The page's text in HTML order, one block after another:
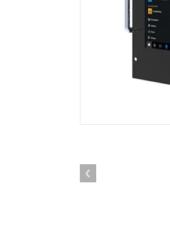
車載平板電腦
強固型機器人控
邊緣運算人工智慧移